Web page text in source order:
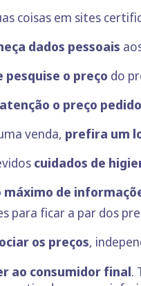
coisas em sites
dados pessoais
pesquise o preço do
o preço pedido
venda, prefira um
cuidados de
máximo de
para ficar a par dos
os preços,
ao consumidor final.